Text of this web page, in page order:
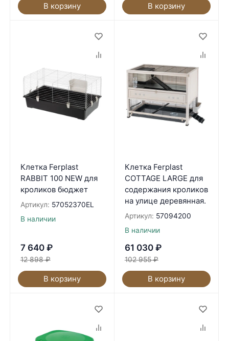
В корзину В корзину
Клетка Ferplast
RABBIT 100 NEW для
кроликов бюджет
Артикул: 57052370EL
В наличии
7 640 ₽
12 898 ₽
В корзину
Клетка Ferplast
COTTAGE LARGE для
содержания кроликов
на улице деревянная.
Артикул: 57094200
В наличии
61 030 ₽
102 955 ₽
В корзину